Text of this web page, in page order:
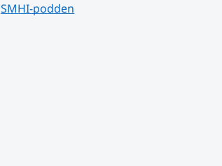
SMHI-podden